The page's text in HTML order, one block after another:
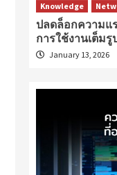
Knowledge
ปลดล็อกความแ
การใช้งานเต็มรู
January 13, 2026